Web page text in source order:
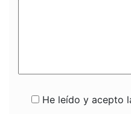
He leído y acepto